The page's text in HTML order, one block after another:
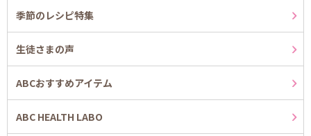
季節のレシピ特集
生徒さまの声
ABCおすすめアイテム
ABC HEALTH LABO